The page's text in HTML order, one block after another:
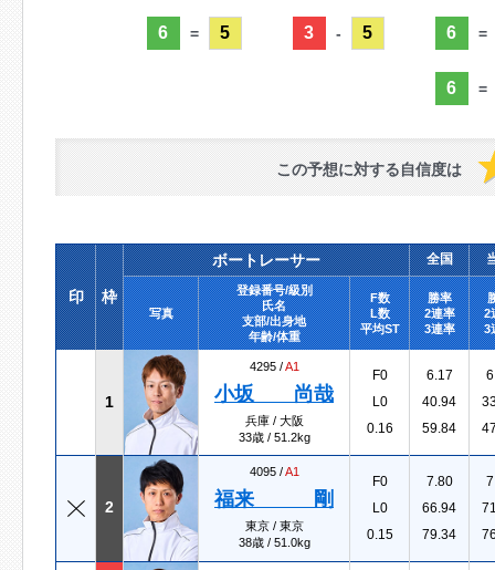
6 = 5 3 - 5 6 =
6 =
この予想に対する自信度は
印 枠
ボートレーサー 全国
写真
登録番号/級別
氏名
支部/出身地
年齢/体重
F数
L数
平均ST
勝率
2連率
3連率
2
3
1
4295 /A1
小坂 尚哉
兵庫 / 大阪
33歳 / 51.2kg
F0
L0
0.16
6.17
40.94
59.84
2
4095 /A1
福来 剛
東京 / 東京
38歳 / 51.0kg
F0
L0
0.15
7.80
66.94
79.34